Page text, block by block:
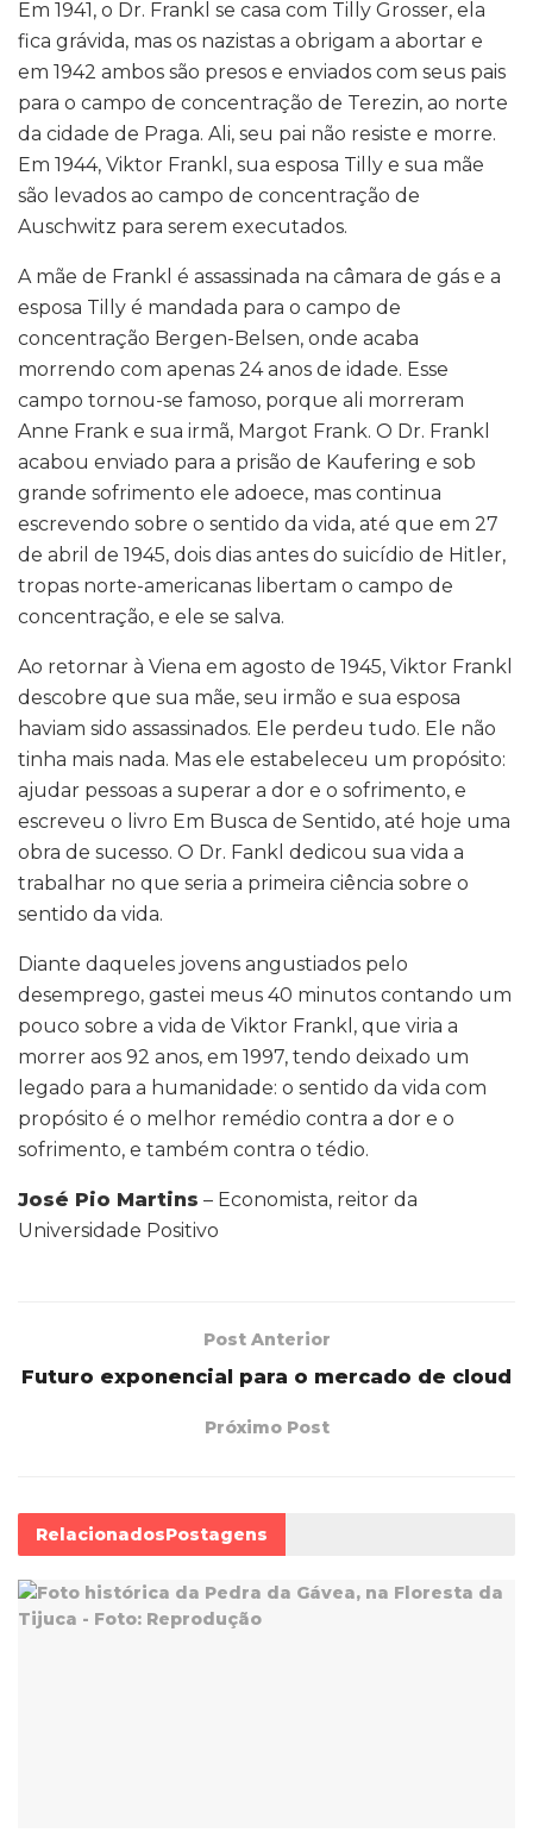
Em 1941, o Dr. Frankl se casa com Tilly Grosser, ela
fica grávida, mas os nazistas a obrigam a abortar e
em 1942 ambos são presos e enviados com seus pais
para o campo de concentração de Terezin, ao norte
da cidade de Praga. Ali, seu pai não resiste e morre.
Em 1944, Viktor Frankl, sua esposa Tilly e sua mãe
são levados ao campo de concentração de
Auschwitz para serem executados.
A mãe de Frankl é assassinada na câmara de gás e a
esposa Tilly é mandada para o campo de
concentração Bergen-Belsen, onde acaba
morrendo com apenas 24 anos de idade. Esse
campo tornou-se famoso, porque ali morreram
Anne Frank e sua irmã, Margot Frank. O Dr. Frankl
acabou enviado para a prisão de Kaufering e sob
grande sofrimento ele adoece, mas continua
escrevendo sobre o sentido da vida, até que em 27
de abril de 1945, dois dias antes do suicídio de Hitler,
tropas norte-americanas libertam o campo de
concentração, e ele se salva.
Ao retornar à Viena em agosto de 1945, Viktor Frankl
descobre que sua mãe, seu irmão e sua esposa
haviam sido assassinados. Ele perdeu tudo. Ele não
tinha mais nada. Mas ele estabeleceu um propósito:
ajudar pessoas a superar a dor e o sofrimento, e
escreveu o livro Em Busca de Sentido, até hoje uma
obra de sucesso. O Dr. Fankl dedicou sua vida a
trabalhar no que seria a primeira ciência sobre o
sentido da vida.
Diante daqueles jovens angustiados pelo
desemprego, gastei meus 40 minutos contando um
pouco sobre a vida de Viktor Frankl, que viria a
morrer aos 92 anos, em 1997, tendo deixado um
legado para a humanidade: o sentido da vida com
propósito é o melhor remédio contra a dor e o
sofrimento, e também contra o tédio.
José Pio Martins – Economista, reitor da
Universidade Positivo
Post Anterior
Futuro exponencial para o mercado de cloud
Próximo Post
RelacionadosPostagens